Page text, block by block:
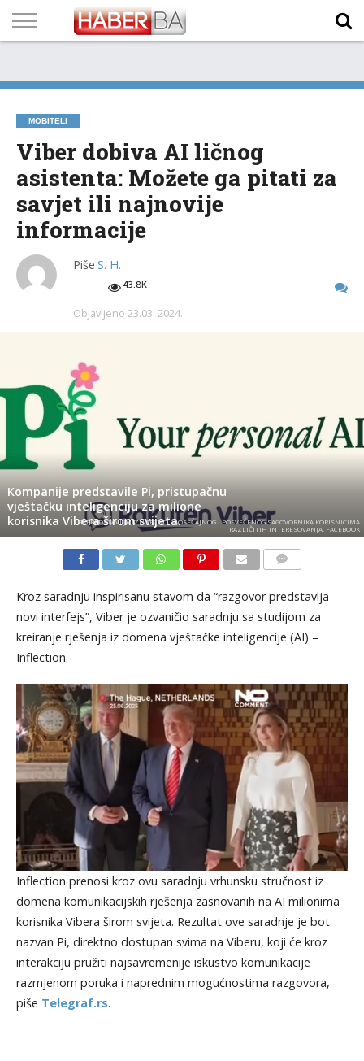
TECH
PROGRAM
PROGNOZA
PUTEVIMA
LISTA
NAMA
MOBITELI
Viber dobiva AI ličnog
asistenta: Možete ga pitati za
savjet ili najnovije
informacije
Piše S. H.
43.8K
Objavljeno 23.03. 2024.
Kompanije predstavile Pi, pristupačnu
vještačku inteligenciju za milione
korisnika Vibera širom svijeta.
PI PREDSTAVLJA IZUZETNO SAOSEĆAJNOG I POSVEĆENOG SAGOVORNIKA KORISNICIMA
RAZLIČITIH INTERESOVANJA. FACEBOOK
Kroz saradnju inspirisanu stavom da “razgovor predstavlja
novi interfejs”, Viber je ozvaničio saradnju sa studijom za
kreiranje rješenja iz domena vještačke inteligencije (AI) –
Inflection.
Inflection prenosi kroz ovu saradnju vrhunsku stručnost iz
domena komunikacijskih rješenja zasnovanih na AI milionima
korisnika Vibera širom svijeta. Rezultat ove saradnje je bot
nazvan Pi, direktno dostupan svima na Viberu, koji će kroz
interakciju pružiti najsavremenije iskustvo komunikacije
razmjenom poruka i naprednim mogućnostima razgovora,
piše Telegraf.rs.